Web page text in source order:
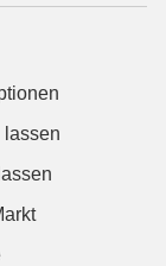
lassen